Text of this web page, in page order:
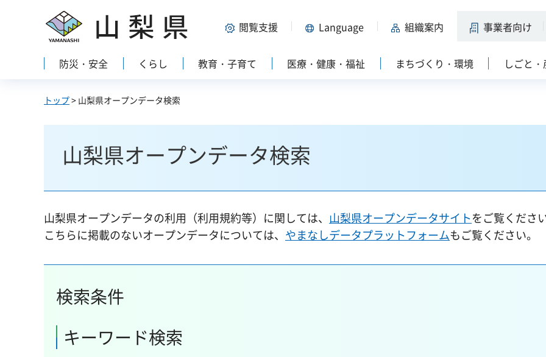
山梨県 閲覧支援 Language 組織案内 事業者向け
防災・安全 くらし 教育・子育て 医療・健康・福祉 まちづくり・環境 しごと
トップ> 山梨県オープンデータ検索
山梨県オープンデータ検索
山梨県オープンデータの利用（利用規約等）に関しては、 山梨県オープンデータサイトをご覧くださ
こちらに掲載のないオープンデータについては、 やまなしデータプラットフォームもご覧ください。
検索条件
キーワード検索